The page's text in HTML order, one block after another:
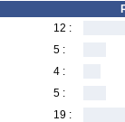
12 :
5 :
4 :
5 :
19 :